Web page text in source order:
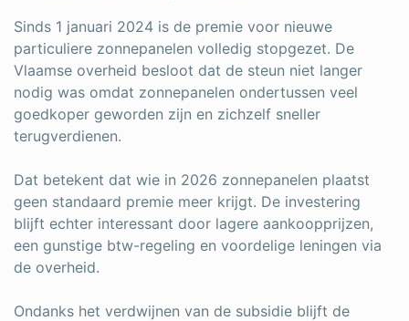
Sinds 1 januari 2024 is de premie voor nieuwe
particuliere zonnepanelen volledig stopgezet. De
Vlaamse overheid besloot dat de steun niet langer
nodig was omdat zonnepanelen ondertussen veel
goedkoper geworden zijn en zichzelf sneller
terugverdienen.
Dat betekent dat wie in 2026 zonnepanelen plaatst
geen standaard premie meer krijgt. De investering
blijft echter interessant door lagere aankoopprijzen,
een gunstige btw-regeling en voordelige leningen via
de overheid.
Ondanks het verdwijnen van de subsidie blijft de